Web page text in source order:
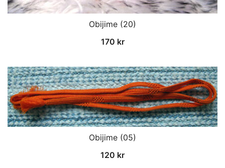
Obijime (20)
170 kr
Obijime (05)
120 kr